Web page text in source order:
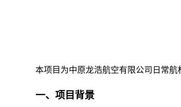
本项目为中原龙浩航空有限公司日常
一、项目背景